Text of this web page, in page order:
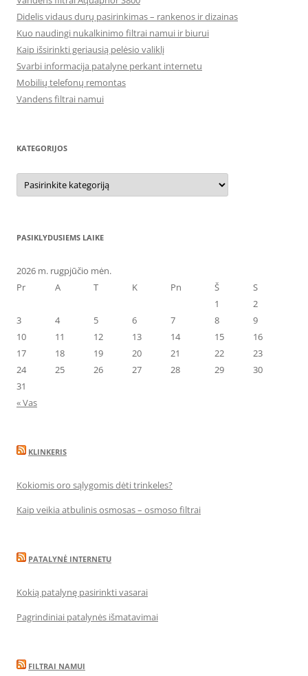
Didelis vidaus durų pasirinkimas – rankenos ir dizainas
Kuo naudingi nukalkinimo filtrai namui ir biurui
Kaip išsirinkti geriausią pelėsio valiklį
Svarbi informacija patalyne perkant internetu
Mobilių telefonų remontas
Vandens filtrai namui
KATEGORIJOS
Kategorijos
PASIKLYDUSIEMS LAIKE
2026 m. rugpjūčio mėn.
Pr
A T K Pn Š
S
1
2
3
4 5 6 7 8
9
10
11 12 13 14 15
16
17
18 19 20 21 22
23
24
25 26 27 28 29
30
31
« Vas
KLINKERIS
Kokiomis oro sąlygomis dėti trinkeles?
Kaip veikia atbulinis osmosas – osmoso filtrai
PATALYNĖ INTERNETU
Kokią patalynę pasirinkti vasarai
Pagrindiniai patalynės išmatavimai
FILTRAI NAMUI